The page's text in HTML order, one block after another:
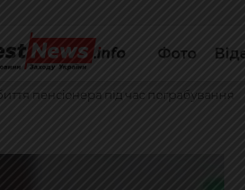
Фото
пенсіонера під час пограбування